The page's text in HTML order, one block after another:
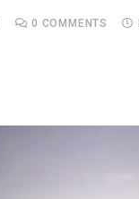
0 COMMENTS